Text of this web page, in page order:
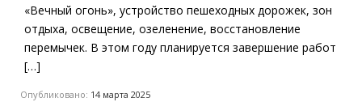
«Вечный огонь», устройство пешеходных дорожек, зон
отдыха, освещение, озеленение, восстановление
перемычек. В этом году планируется завершение работ
[…]
Опубликовано: 14 марта 2025